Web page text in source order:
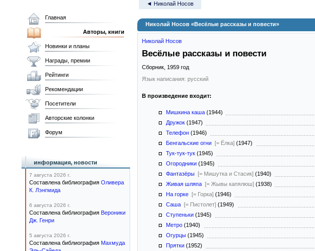
◄ Николай Носов
Николай Носов «Весёлые рассказы и повести»
Николай Носов
Весёлые рассказы и повести
Сборник, 1959 год
Язык написания: русский
В произведение входит:
Мишкина каша (1944)
Дружок (1947)
Телефон (1946)
Бенгальские огни [= Ёлка] (1947)
Тук-тук-тук (1945)
Огородники (1945)
Фантазёры [= Мишутка и Стасик] (1940)
Живая шляпа [= Жывы капялюш] (1938)
На горке [= Горка] (1946)
Саша [= Пистолет] (1949)
Ступеньки (1945)
Метро (1940)
Огурцы (1945)
Прятки (1952)
Главная
Авторы, книги
Новинки и планы
Награды, премии
Рейтинги
Рекомендации
Посетители
Авторские колонки
Форум
информация, новости
7 августа 2026 г.
Составлена библиография Оливера
К. Лэнгмида
6 августа 2026 г.
Составлена библиография Вероники
Дж. Генри
5 августа 2026 г.
Составлена библиография Махмуда